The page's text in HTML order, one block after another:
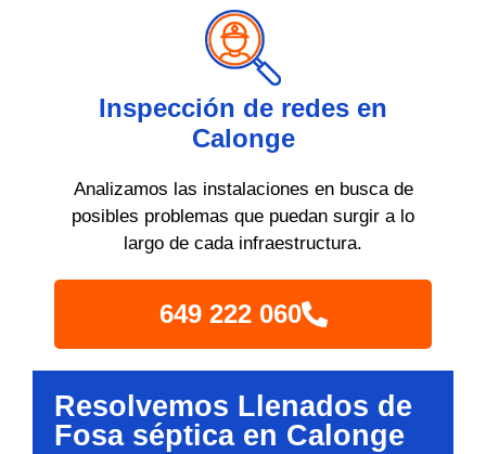
Inspección de redes en
Calonge
Analizamos las instalaciones en busca de
posibles problemas que puedan surgir a lo
largo de cada infraestructura.
649 222 060
Resolvemos Llenados de
Fosa séptica en Calonge